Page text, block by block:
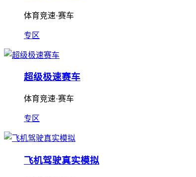
体育竞速·赛车
专区
超级极速赛车
体育竞速·赛车
专区
飞机驾驶真实模拟